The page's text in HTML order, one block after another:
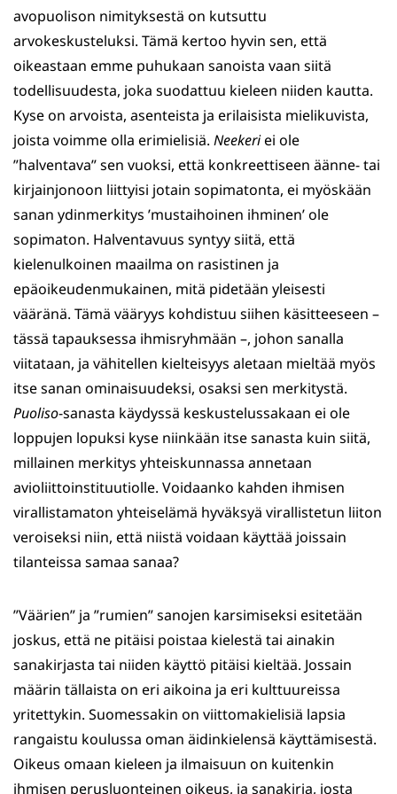
avopuolison nimityksestä on kutsuttu
arvokeskusteluksi. Tämä kertoo hyvin sen, että
oikeastaan emme puhukaan sanoista vaan siitä
todellisuudesta, joka suodattuu kieleen niiden kautta.
Kyse on arvoista, asenteista ja erilaisista mielikuvista,
joista voimme olla erimielisiä. Neekeriei ole
”halventava” sen vuoksi, että konkreettiseen äänne- tai
kirjainjonoon liittyisi jotain sopimatonta, ei myöskään
sanan ydinmerkitys ’mustaihoinen ihminen’ ole
sopimaton. Halventavuus syntyy siitä, että
kielenulkoinen maailma on rasistinen ja
epäoikeudenmukainen, mitä pidetään yleisesti
vääränä. Tämä vääryys kohdistuu siihen käsitteeseen –
tässä tapauksessa ihmisryhmään –, johon sanalla
viitataan, ja vähitellen kielteisyys aletaan mieltää myös
itse sanan ominaisuudeksi, osaksi sen merkitystä.
Puoliso-sanasta käydyssä keskustelussakaan ei ole
loppujen lopuksi kyse niinkään itse sanasta kuin siitä,
millainen merkitys yhteiskunnassa annetaan
avioliittoinstituutiolle. Voidaanko kahden ihmisen
virallistamaton yhteiselämä hyväksyä virallistetun liiton
veroiseksi niin, että niistä voidaan käyttää joissain
tilanteissa samaa sanaa?
”Väärien” ja ”rumien” sanojen karsimiseksi esitetään
joskus, että ne pitäisi poistaa kielestä tai ainakin
sanakirjasta tai niiden käyttö pitäisi kieltää. Jossain
määrin tällaista on eri aikoina ja eri kulttuureissa
yritettykin. Suomessakin on viittomakielisiä lapsia
rangaistu koulussa oman äidinkielensä käyttämisestä.
Oikeus omaan kieleen ja ilmaisuun on kuitenkin
ihmisen perusluonteinen oikeus, ja sanakirja, josta